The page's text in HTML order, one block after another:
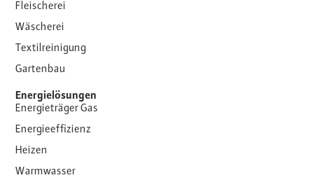
Fleischerei
Wäscherei
Textilreinigung
Gartenbau
Energielösungen
Energieträger Gas
Energieeffizienz
Heizen
Warmwasser